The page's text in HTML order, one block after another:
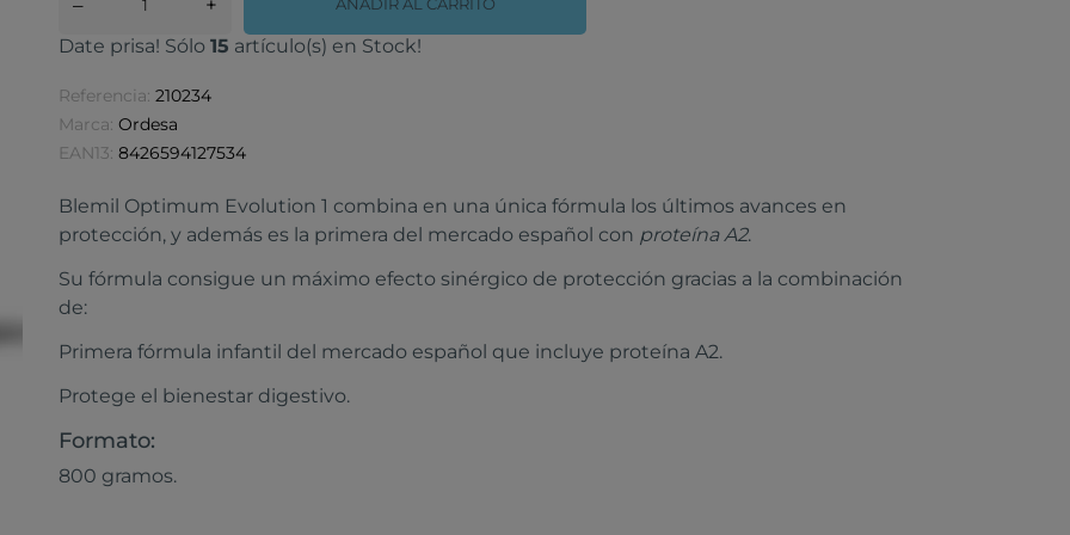
AÑADIR AL CARRITO
Date prisa! Sólo 15 artículo(s) en Stock!
Referencia: 210234
Marca: Ordesa
EAN13: 8426594127534
Blemil Optimum Evolution 1 combina en una única fórmula los últimos avances en
protección, y además es la primera del mercado español con proteína A2.
Su fórmula consigue un máximo efecto sinérgico de protección gracias a la combinación
de:
Primera fórmula infantil del mercado español que incluye proteína A2.
Protege el bienestar digestivo.
Formato:
800 gramos.